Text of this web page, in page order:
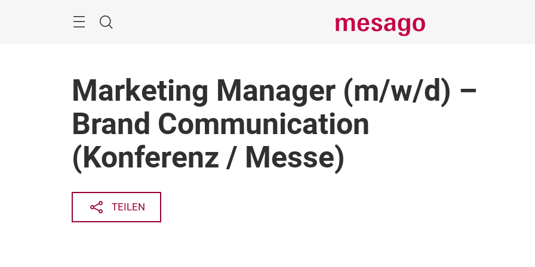
Suche
Marketing Manager (m/w/d) –
Brand Communication
(Konferenz / Messe)
TEILEN